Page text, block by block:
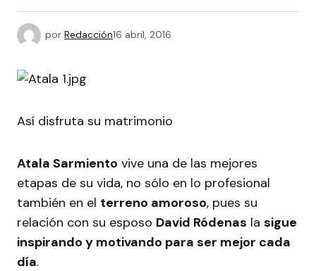
por Redacción16 abril, 2016
Así disfruta su matrimonio
Atala Sarmiento vive una de las mejores
etapas de su vida, no sólo en lo profesional
también en el terreno amoroso, pues su
relación con su esposo David Ródenas la sigue
inspirando y motivando para ser mejor cada
día.